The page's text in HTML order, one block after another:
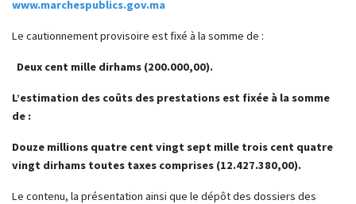
www.marchespublics.gov.ma
Le cautionnement provisoire est fixé à la somme de :
Deux cent mille dirhams (200.000,00).
L’estimation des coûts des prestations est fixée à la somme
de :
Douze millions quatre cent vingt sept mille trois cent quatre
vingt dirhams toutes taxes comprises (12.427.380,00).
Le contenu, la présentation ainsi que le dépôt des dossiers des